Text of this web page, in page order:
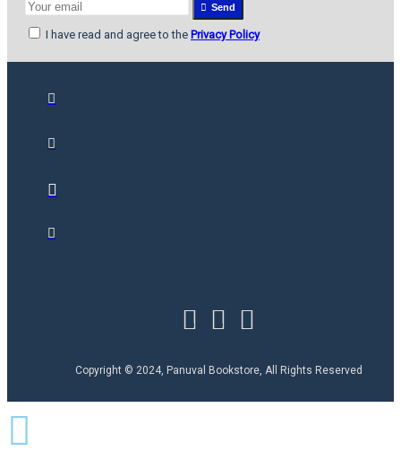
Send
I have read and agree to the Privacy Policy
Copyright © 2024, Panuval Bookstore, All Rights Reserved